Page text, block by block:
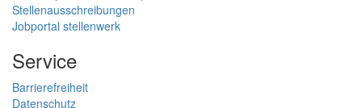
Stellenausschreibungen
Jobportal stellenwerk
Service
Barrierefreiheit
Datenschutz